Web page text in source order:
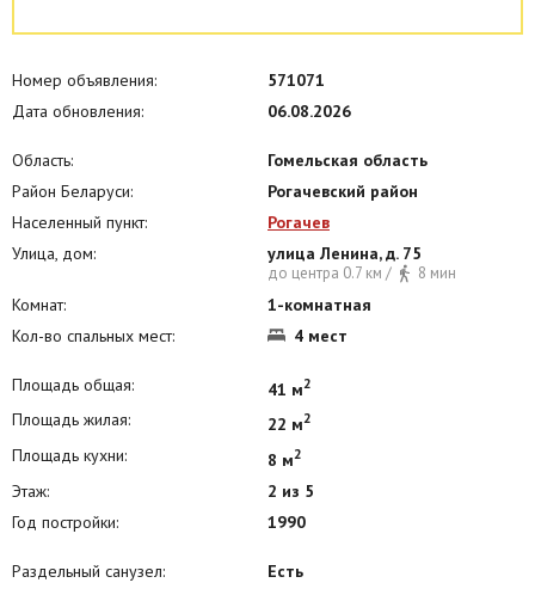
личность.Услуга аренды не предоставляется лицам моложе 23 лет.
- шуметь (с 22-00 до 07-00);
- наносить вред имуществу;
- оставлять мусор и беспорядок.
Номер объявления:
571071
Дата обновления:
06.08.2026
Область:
Гомельская область
Район Беларуси:
Рогачевский район
Населенный пункт:
Рогачев
Улица, дом:
улица Ленина, д. 75
до центра 0.7 км / 8 мин
Комнат:
1-комнатная
Кол-во спальных мест:
4 мест
Площадь общая: 41 м2
Площадь жилая: 22 м2
Площадь кухни: 8 м2
Этаж:
2 из 5
Год постройки:
1990
Раздельный санузел:
Есть